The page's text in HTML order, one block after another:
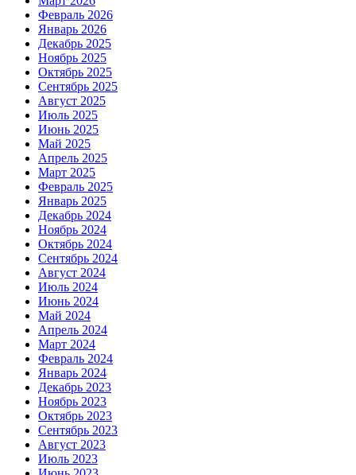
Февраль 2026
Январь 2026
Декабрь 2025
Ноябрь 2025
Октябрь 2025
Сентябрь 2025
Август 2025
Июль 2025
Июнь 2025
Май 2025
Апрель 2025
Март 2025
Февраль 2025
Январь 2025
Декабрь 2024
Ноябрь 2024
Октябрь 2024
Сентябрь 2024
Август 2024
Июль 2024
Июнь 2024
Май 2024
Апрель 2024
Март 2024
Февраль 2024
Январь 2024
Декабрь 2023
Ноябрь 2023
Октябрь 2023
Сентябрь 2023
Август 2023
Июль 2023